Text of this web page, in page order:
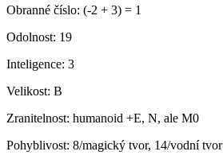
Obranné číslo: (-2 + 3) = 1
Odolnost: 19
Inteligence: 3
Velikost: B
Zranitelnost: humanoid +E, N, ale M0
Pohyblivost: 8/magický tvor, 14/vodní tvor